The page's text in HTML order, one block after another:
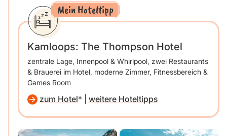
Mein Hoteltipp
Kamloops: The Thompson Hotel
zentrale Lage, Innenpool & Whirlpool, zwei Restaurants
& Brauerei im Hotel, moderne Zimmer, Fitnessbereich &
Games Room
zum Hotel weitere Hoteltipps